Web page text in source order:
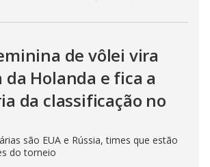
de vôlei vira
da Holanda e fica a
da classificação no
são EUA e Rússia, times que estão
do torneio